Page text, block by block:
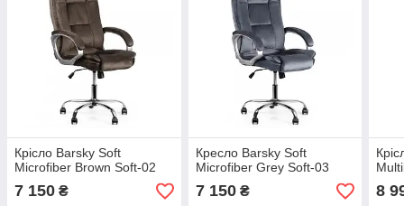
Крісло Barsky Soft
Microfiber Brown Soft-02
7 150 ₴
Кресло Barsky Soft
Microfiber Grey Soft-03
7 150₴ 8